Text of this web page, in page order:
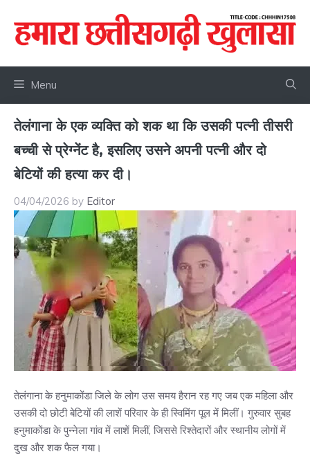
content
Menu
तेलंगाना के एक व्यक्ति को शक था कि उसकी पत्नी तीसरी
बच्ची से प्रेग्नेंट है, इसलिए उसने अपनी पत्नी और दो
बेटियों की हत्या कर दी।
04/04/2026 by Editor
तेलंगाना के हनुमाकोंडा जिले के लोग उस समय हैरान रह गए जब एक महिला और
उसकी दो छोटी बेटियों की लाशें परिवार के ही स्विमिंग पूल में मिलीं। गुरुवार सुबह
हनुमाकोंडा के पुन्नेला गांव में लाशें मिलीं, जिससे रिश्तेदारों और स्थानीय लोगों में
दुख और शक फैल गया।